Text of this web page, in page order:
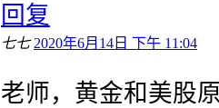
回复
七七 2020年6月14日 下午 11:04
老师，黄金和美股